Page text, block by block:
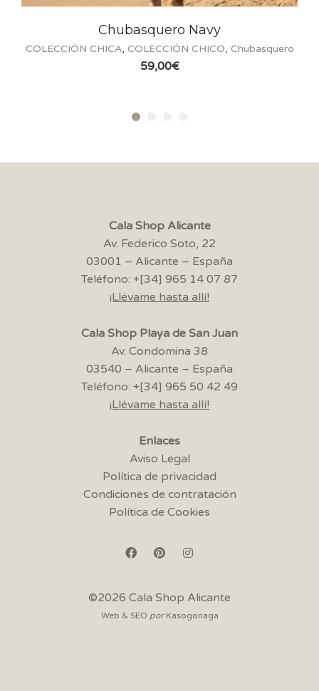
Chubasquero Navy
CHICA,COLECCIÓN CHICO,Chubasquero
Cala Shop Alicante
Av. Federico Soto, 22
03001 – Alicante – España
Teléfono: +[34] 965 14 07 87
¡Llévame hasta allí!
Cala Shop Playa de San Juan
Av. Condomina 38
03540 – Alicante – España
Teléfono: +[34] 965 50 42 49
¡Llévame hasta allí!
Enlaces
Aviso Legal
Política de privacidad
Condiciones de contratación
Política de Cookies
©2026 Cala Shop Alicante
Web & SEO por Kasogonaga